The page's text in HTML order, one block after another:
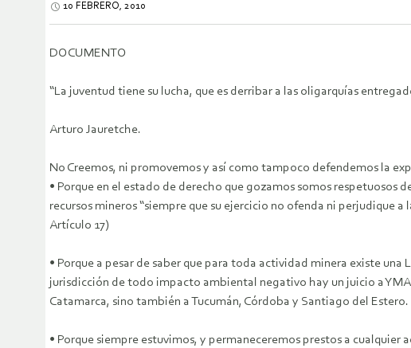
10 FEBRERO, 2010
DOCUMENTO
“La juventud tiene su lucha, que es derribar a las oligarquías
Arturo Jauretche.
No Creemos, ni promovemos y así como tampoco defendemos la
• Porque en el estado de derecho que gozamos somos
recursos mineros “siempre que su ejercicio no ofenda ni perjudique
Artículo 17)
• Porque a pesar de saber que para toda actividad minera existe
jurisdicción de todo impacto ambiental negativo hay un juicio a
Catamarca, sino también a Tucumán, Córdoba y Santiago del Estero.
• Porque siempre estuvimos, y permaneceremos prestos a